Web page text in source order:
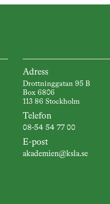
Adress
Drottninggatan 95 B
Box 6806
113 86 Stockholm
Telefon
08-54 54 77 00
E-post
akademien@ksla.se